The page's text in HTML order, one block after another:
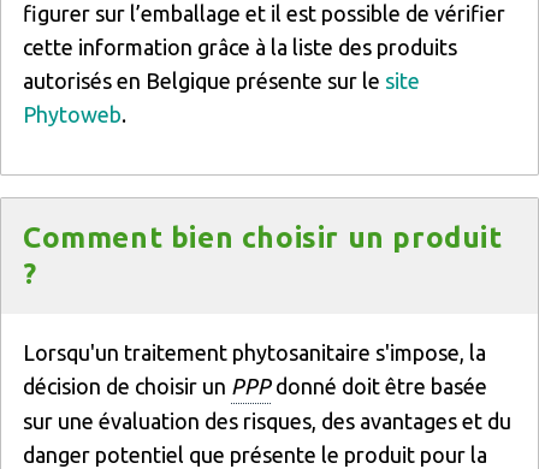
figurer sur l’emballage et il est possible de vérifier
cette information grâce à la liste des produits
autorisés en Belgique présente sur le site
Phytoweb.
Comment bien choisir un produit
?
Lorsqu'un traitement phytosanitaire s'impose, la
décision de choisir un PPPdonné doit être basée
sur une évaluation des risques, des avantages et du
danger potentiel que présente le produit pour la